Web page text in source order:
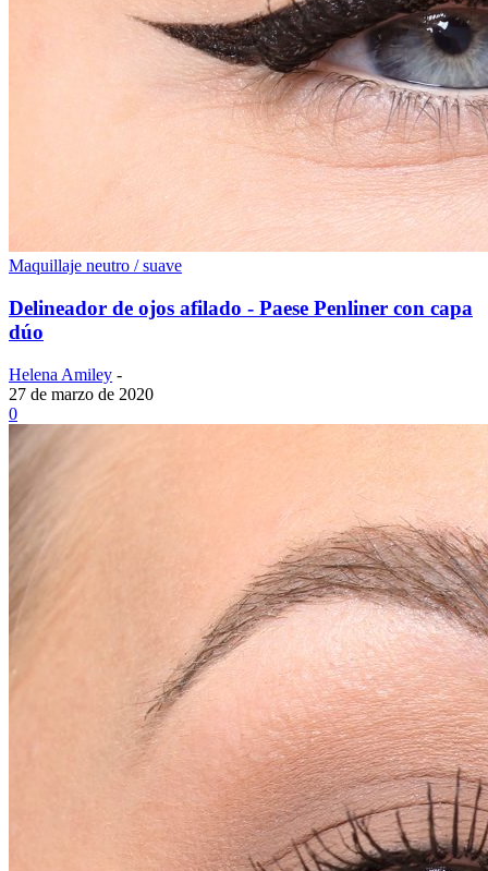
Maquillaje neutro / suave
Delineador de ojos afilado - Paese Penliner con capa
dúo
Helena Amiley -
27 de marzo de 2020
0